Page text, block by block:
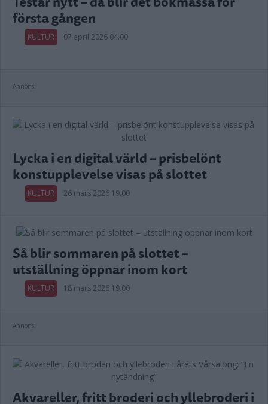
första gången
KULTUR 07 april 2026 04.00
Annons:
Lycka i en digital värld – prisbelönt
konstupplevelse visas på slottet
KULTUR 26 mars 2026 19.00
Så blir sommaren på slottet –
utställning öppnar inom kort
KULTUR 18 mars 2026 19.00
Annons:
Akvareller, fritt broderi och yllebroderi i